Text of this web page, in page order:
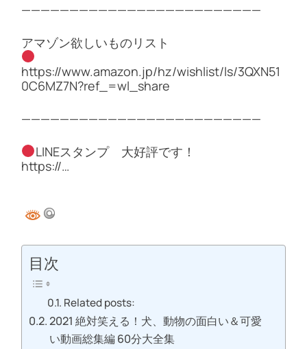
—————————————————————————
アマゾン欲しいものリスト
https://www.amazon.jp/hz/wishlist/ls/3QXN51
0C6MZ7N?ref_=wl_share
—————————————————————————
LINEスタンプ 大好評です！
https://…
目次
Related posts:
2021 絶対笑える！犬、動物の面白い＆可愛
い動画総集編 60分大全集